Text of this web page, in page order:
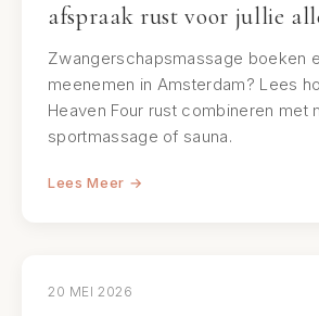
afspraak rust voor jullie
Zwangerschapsmassage boeken
meenemen in Amsterdam? Lees
Heaven Four rust combineren met
sportmassage of sauna.
Lees Meer →
20 MEI 2026